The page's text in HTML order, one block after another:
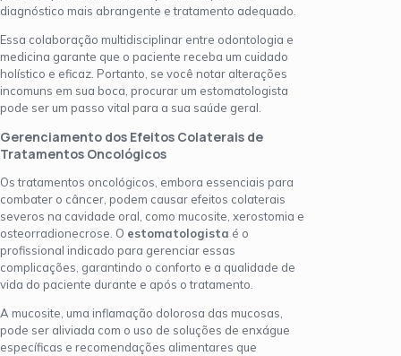
diagnóstico mais abrangente e tratamento adequado.
Essa colaboração multidisciplinar entre odontologia e
medicina garante que o paciente receba um cuidado
holístico e eficaz. Portanto, se você notar alterações
incomuns em sua boca, procurar um estomatologista
pode ser um passo vital para a sua saúde geral.
Gerenciamento dos Efeitos Colaterais de
Tratamentos Oncológicos
Os tratamentos oncológicos, embora essenciais para
combater o câncer, podem causar efeitos colaterais
severos na cavidade oral, como mucosite, xerostomia e
osteorradionecrose. O estomatologista é o
profissional indicado para gerenciar essas
complicações, garantindo o conforto e a qualidade de
vida do paciente durante e após o tratamento.
A mucosite, uma inflamação dolorosa das mucosas,
pode ser aliviada com o uso de soluções de enxágue
específicas e recomendações alimentares que